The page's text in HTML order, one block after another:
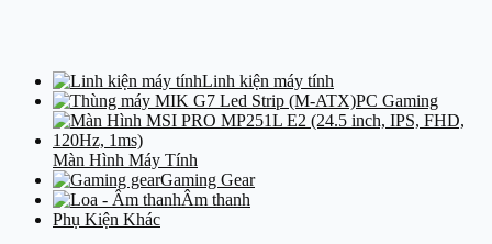
Linh kiện máy tính
PC Gaming
Màn Hình Máy Tính
Gaming Gear
Âm thanh
Phụ Kiện Khác